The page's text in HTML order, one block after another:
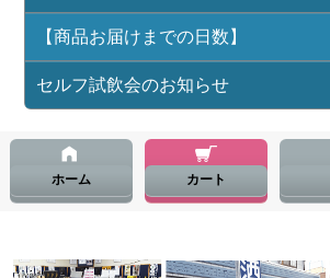
【商品お届けまでの日数】
セルフ試飲会のお知らせ
ホーム カート